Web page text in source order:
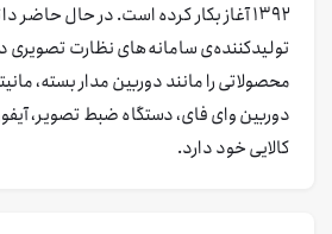
۱۳۹۲ آغاز بکار کرده است. در حال حاضر
تولیدکننده‌ی سامانه‌های نظارت تصویری
محصولاتی را مانند دوربین مدار بسته،
دوربین وای فای، دستگاه ضبط تصویر،
کالایی خود دارد.